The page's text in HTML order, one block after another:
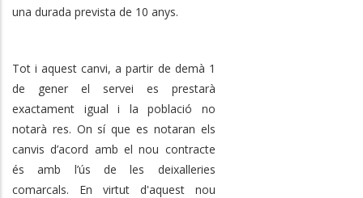
una durada prevista de 10 anys.
Tot i aquest canvi, a partir de demà 1
de gener el servei es prestarà
exactament igual i la població no
notarà res. On sí que es notaran els
canvis d’acord amb el nou contracte
és amb l’ús de les deixalleries
comarcals. En virtut d'aquest nou